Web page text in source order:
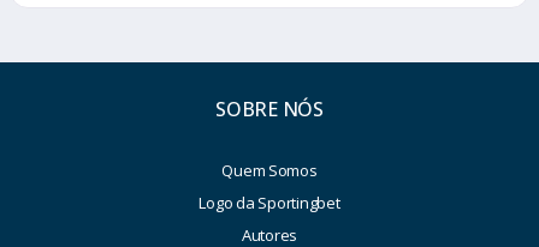
SOBRE NÓS
Quem Somos
Logo da Sportingbet
Autores